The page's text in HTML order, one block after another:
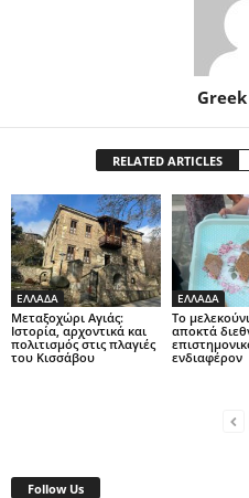
RELATED ARTICLES
ΕΛΛΑΔΑ
Μεταξοχώρι Αγιάς:
Ιστορία, αρχοντικά και
πολιτισμός στις πλαγιές
του Κισσάβου
ΕΛΛΑΔΑ
Το
αποκτά
ενδιαφέρον
Follow Us